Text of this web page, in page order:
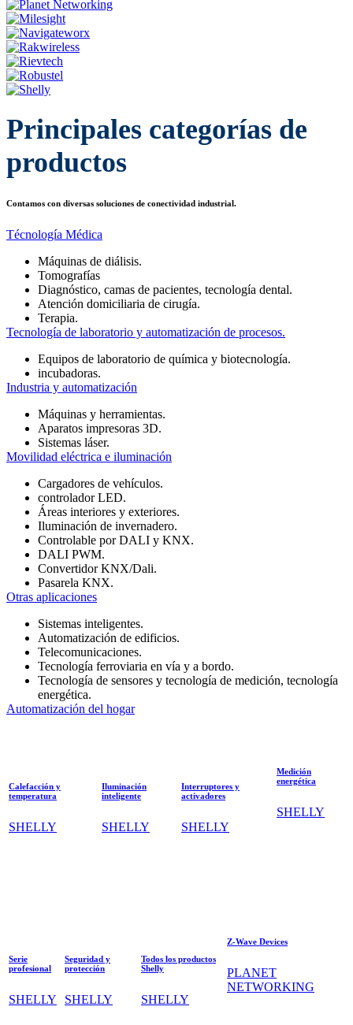
Principales categorías de
productos
Contamos con diversas soluciones de conectividad industrial.
Técnología Médica
Máquinas de diálisis.
Tomografías
Diagnóstico, camas de pacientes, tecnología dental.
Atención domiciliaria de cirugía.
Terapia.
Tecnología de laboratorio y automatización de procesos.
Equipos de laboratorio de química y biotecnología.
incubadoras.
Industria y automatización
Máquinas y herramientas.
Aparatos impresoras 3D.
Sistemas láser.
Movilidad eléctrica e iluminación
Cargadores de vehículos.
controlador LED.
Áreas interiores y exteriores.
Iluminación de invernadero.
Controlable por DALI y KNX.
DALI PWM.
Convertidor KNX/Dali.
Pasarela KNX.
Otras aplicaciones
Sistemas inteligentes.
Automatización de edificios.
Telecomunicaciones.
Tecnología ferroviaria en vía y a bordo.
Tecnología de sensores y tecnología de medición, tecnología
energética.
Automatización del hogar
Calefacción y
temperatura
SHELLY
Iluminación
inteligente
SHELLY
Interruptores y
activadores
SHELLY
Medición
energética
SHELLY
Serie
profesional
SHELLY
Seguridad y
protección
SHELLY
Todos los productos
Shelly
SHELLY
Z-Wave Devices
PLANET
NETWORKING